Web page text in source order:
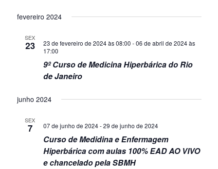
fevereiro 2024
SEX
23
9º Curso de Medicina Hiperbárica do Rio
de Janeiro
23 de fevereiro de 2024 às 08:00 -06 de abril de 2024 às
17:00
junho 2024
SEX
7
Curso de Medidina e Enfermagem
Hiperbárica com aulas 100% EAD AO VIVO
e chancelado pela SBMH
07 de junho de 2024-29 de junho de 2024